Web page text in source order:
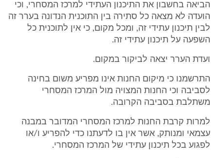
הביאה בחשבון את התיכנון העתידי למרכז המסחרי, וכי
הועדה לא מצאה כל סתירה בין התוכנית הנדונה בערר זה
לבין תיכנון עתידי זה, ומכל מקום, כי אין לתוכנית כל
השפעה על תיכנון עתידי זה.
ועדת הערר יצאה לביקור במקום.
התרשמנו כי מיקום החנות אינו מפריע משום בחינה
לסביבה וכי החנות המצויה מול המרכז המסחרי
משתלבת בסביבה הקרובה.
למרות קרבת החנות למרכז המסחרי המדובר במבנה
עצמאי ומנותק, אשר אין בו לדעתנו כדי להפריע ו/או
לפגוע בכל תיכנון עתידי של המרכז המסחרי.